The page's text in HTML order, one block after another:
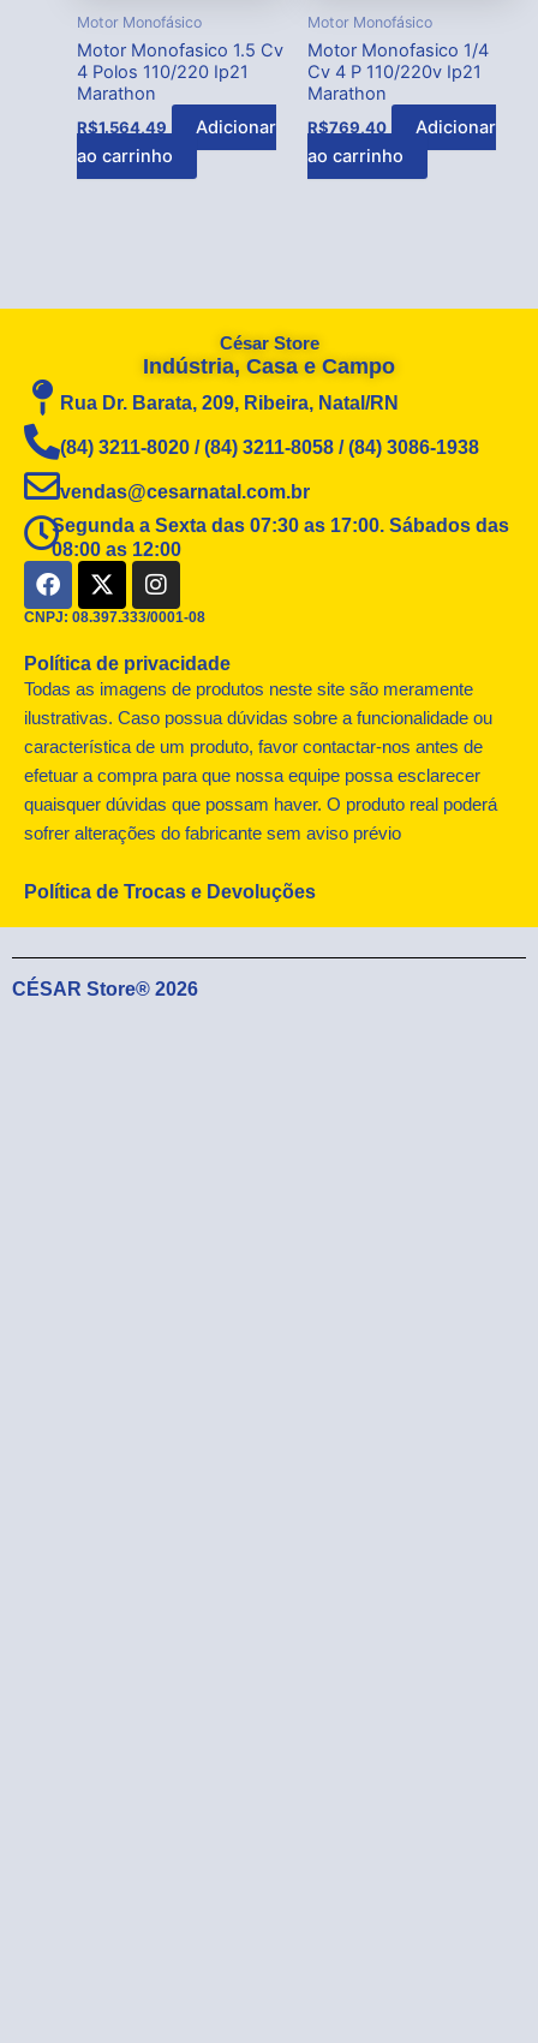
Motor Monofásico
Motor Monofasico 1.5 Cv
4 Polos 110/220 Ip21
Marathon
R$1.564,49
Adicionar
ao carrinho
Motor Monofásico
Motor Monofasico 1/4
Cv 4 P 110/220v Ip21
Marathon
R$769,40
Adicionar
ao carrinho
César Store
Indústria, Casa e Campo
Rua Dr. Barata, 209, Ribeira, Natal/RN
(84) 3211-8020 / (84) 3211-8058 / (84) 3086-1938
vendas@cesarnatal.com.br
Segunda a Sexta das 07:30 as 17:00. Sábados das
08:00 as 12:00
F
a
c
b
o
o
k
X
-
t
i
t
t
e
I
n
s
a
g
r
a
CNPJ: 08.397.333/0001-08
Política de privacidade
Todas as imagens de produtos neste site são meramente
ilustrativas. Caso possua dúvidas sobre a funcionalidade ou
característica de um produto, favor contactar-nos antes de
efetuar a compra para que nossa equipe possa esclarecer
quaisquer dúvidas que possam haver. O produto real poderá
sofrer alterações do fabricante sem aviso prévio
Política de Trocas e Devoluções
CÉSAR Store® 2026